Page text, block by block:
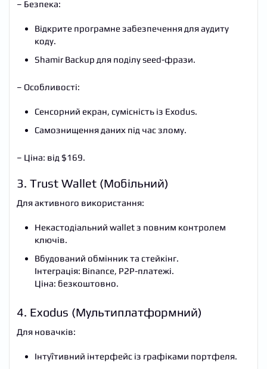
– Безпека:
Відкрите програмне забезпечення для аудиту
коду.
Shamir Backup для поділу seed-фрази.
– Особливості:
Сенсорний екран, сумісність із Exodus.
Самознищення даних під час злому.
– Ціна: від $169.
3. Trust Wallet (Мобільний)
Для активного використання:
Некастодіальний wallet з повним контролем
ключів.
Вбудований обмінник та стейкінг.
Інтеграція: Binance, P2P-платежі.
Ціна: безкоштовно.
4. Exodus (Мультиплатформний)
Для новачків:
Інтуїтивний інтерфейс із графіками портфеля.